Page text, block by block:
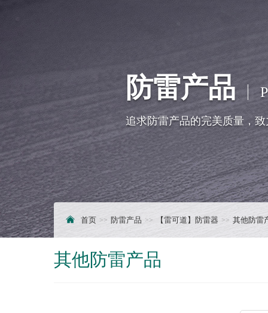
防雷产品
追求防雷产品的完美质量，
首页 防雷产品 【雷可道】防雷器 其他防雷
其他防雷产品